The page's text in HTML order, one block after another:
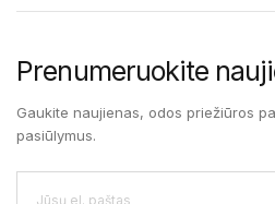
Prenumeruokite
Gaukite naujienas, odos priežiūros
pasiūlymus.